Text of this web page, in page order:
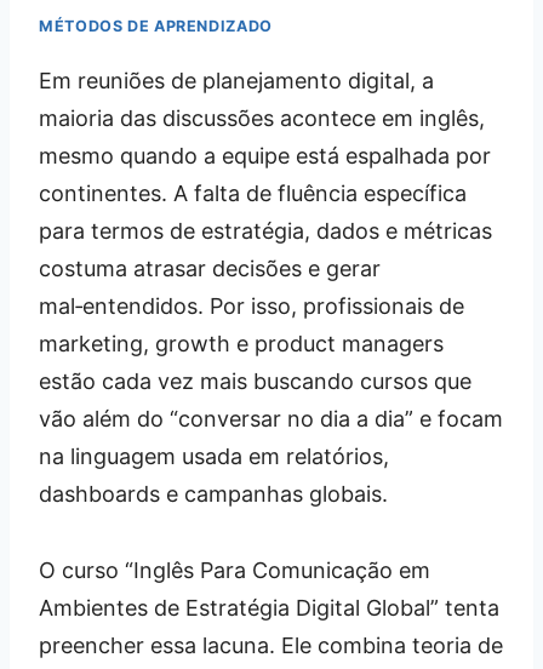
MÉTODOS DE APRENDIZADO
Em reuniões de planejamento digital, a
maioria das discussões acontece em inglês,
mesmo quando a equipe está espalhada por
continentes. A falta de fluência específica
para termos de estratégia, dados e métricas
costuma atrasar decisões e gerar
mal‑entendidos. Por isso, profissionais de
marketing, growth e product managers
estão cada vez mais buscando cursos que
vão além do “conversar no dia a dia” e focam
na linguagem usada em relatórios,
dashboards e campanhas globais.
O curso “Inglês Para Comunicação em
Ambientes de Estratégia Digital Global” tenta
preencher essa lacuna. Ele combina teoria de